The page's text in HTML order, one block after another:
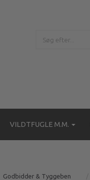
VILDTFUGLE M.M.
Godbidder & Tyggeben